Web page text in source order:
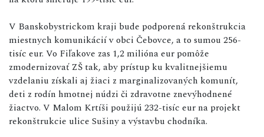
V Banskobystrickom kraji bude podporená rekonštrukcia
miestnych komunikácií v obci Čebovce, a to sumou 256-
tisíc eur. Vo Fiľakove zas 1,2 milióna eur pomôže
zmodernizovať ZŠ tak, aby prístup ku kvalitnejšiemu
vzdelaniu získali aj žiaci z marginalizovaných komunít,
deti z rodín hmotnej núdzi či zdravotne znevýhodnené
žiactvo. V Malom Krtíši použijú 232-tisíc eur na projekt
rekonštrukcie ulice Sušiny a výstavbu chodníka.